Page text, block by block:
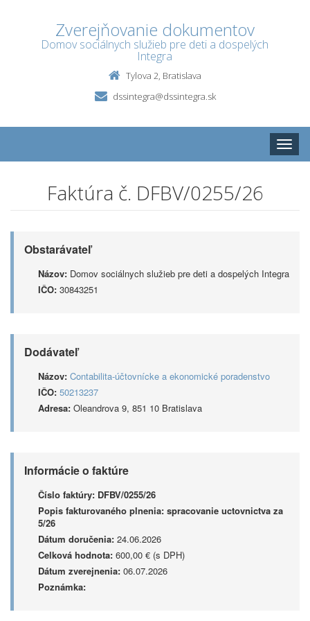
Zverejňovanie dokumentov
Domov sociálnych služieb pre deti a dospelých
Integra
Tylova 2, Bratislava
dssintegra@dssintegra.sk
Toggle
Faktúra č. DFBV/0255/26
Obstarávateľ
Názov: Domov sociálnych služieb pre deti a dospelých Integra
IČO: 30843251
Dodávateľ
Názov: Contabilita-účtovnícke a ekonomické poradenstvo
IČO: 50213237
Adresa: Oleandrova 9, 851 10 Bratislava
Informácie o faktúre
Číslo faktúry: DFBV/0255/26
Popis fakturovaného plnenia: spracovanie uctovnictva za
5/26
Dátum doručenia: 24.06.2026
Celková hodnota: 600,00 € (s DPH)
Dátum zverejnenia: 06.07.2026
Poznámka: